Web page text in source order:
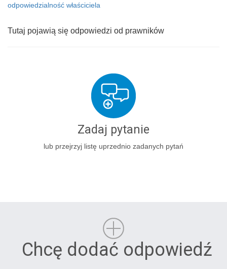
odpowiedzialność właściciela
Tutaj pojawią się odpowiedzi od prawników
Zadaj pytanie
lub przejrzyj listę uprzednio zadanych pytań
Chcę dodać odpowiedź